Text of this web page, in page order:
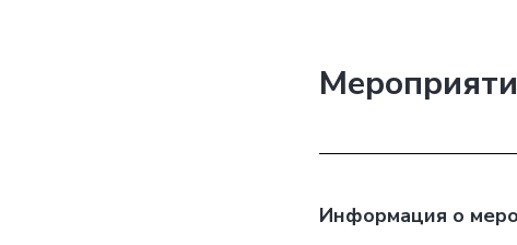
Информация о